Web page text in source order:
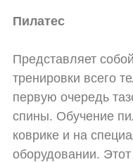
Пилатес
Представляет
тренировки всего
первую очередь
спины. Обучение
коврике и на
оборудовании.